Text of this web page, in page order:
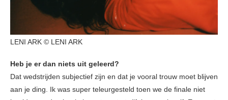
LENI ARK © LENI ARK
Heb je er dan niets uit geleerd?
Dat wedstrijden subjectief zijn en dat je vooral trouw moet blijven
aan je ding. Ik was super teleurgesteld toen we de finale niet